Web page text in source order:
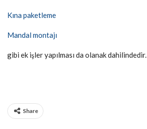
Kına paketleme
Mandal montajı
gibi ek işler yapılması da olanak dahilindedir.
Share